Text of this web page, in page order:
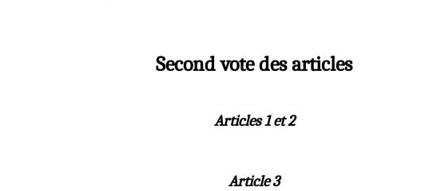
Second vote des articles
Articles 1 et 2
Article 3